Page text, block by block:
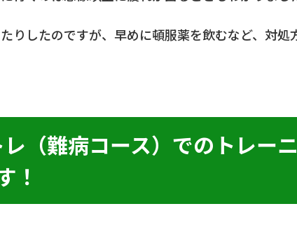
りしたのですが、早めに頓服薬を飲むなど、対処
（難病コース）でのトレー
！